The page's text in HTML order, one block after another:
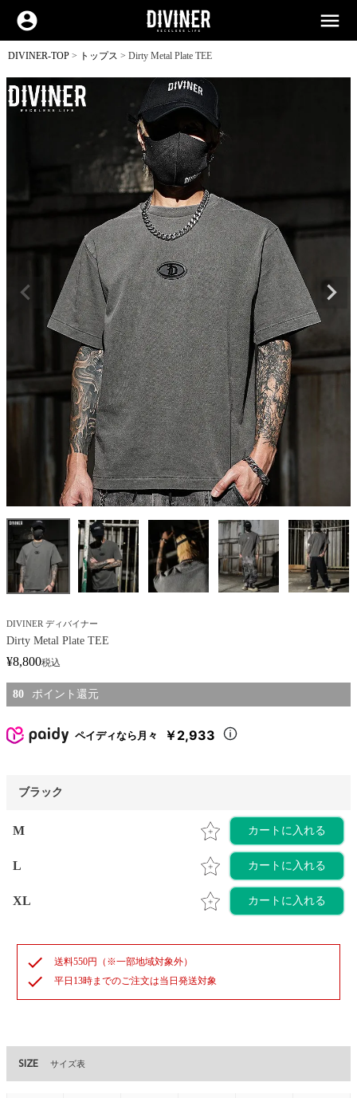
account_circle menu
DIVINER-TOP トップス Dirty Metal Plate TEE
DIVINER ディバイナー
Dirty Metal Plate TEE
¥8,800税込
80
ペイディなら月々 ￥2,933
ブラック
M カートに入れる
L カートに入れる
XL カートに入れる
check 送料550円（※一部地域対象外）
check 平日13時までのご注文は当日発送対象
SIZE サイズ表